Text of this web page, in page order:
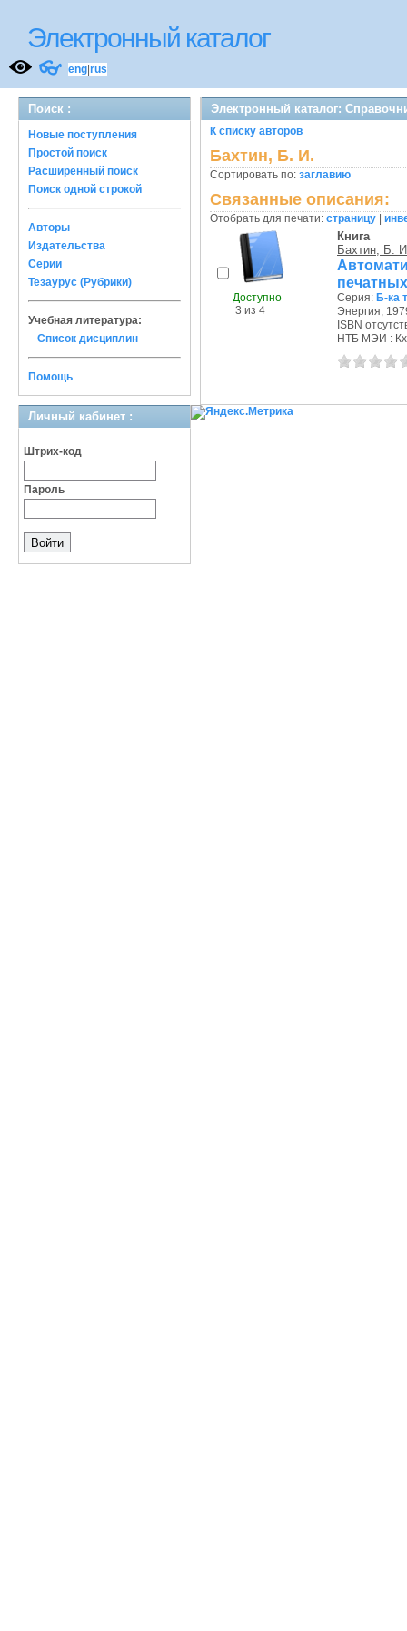
Электронный каталог
👓 eng rus
Поиск :
Новые поступления
Простой поиск
Расширенный поиск
Поиск одной строкой
Авторы
Издательства
Серии
Тезаурус (Рубрики)
Учебная литература:
Список дисциплин
Помощь
Личный кабинет :
Штрих-код
Пароль
Электронный каталог:
К списку авторов
Бахтин, Б. И.
Сортировать по: заглавию
Связанные описания:
Отобрать для печати: страницу
Доступно
3 из 4
Книга
Бахтин, Б.
Серия: Б-ка
Энергия,
ISBN
НТБ МЭИ :